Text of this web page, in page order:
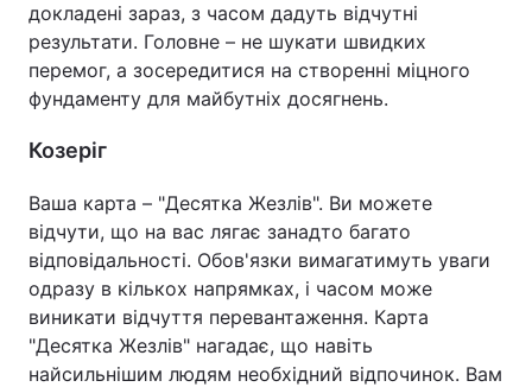
докладені зараз, з часом дадуть відчутні
результати. Головне – не шукати швидких
перемог, а зосередитися на створенні міцного
фундаменту для майбутніх досягнень.
Козеріг
Ваша карта – "Десятка Жезлів". Ви можете
відчути, що на вас лягає занадто багато
відповідальності. Обов'язки вимагатимуть уваги
одразу в кількох напрямках, і часом може
виникати відчуття перевантаження. Карта
"Десятка Жезлів" нагадає, що навіть
найсильнішим людям необхідний відпочинок. Вам